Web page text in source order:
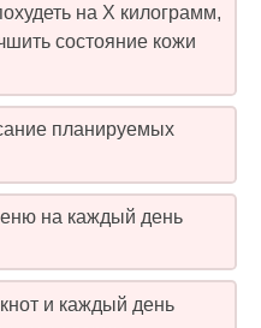
на X килограмм,
состояние кожи
планируемых
на каждый день
и каждый день